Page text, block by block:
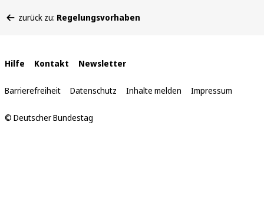
befinden
zurück zu: Regelungsvorhaben
Interne
Links
Hilfe Kontakt Newsletter
Barrierefreiheit Datenschutz Inhalte melden Impressum
© Deutscher Bundestag